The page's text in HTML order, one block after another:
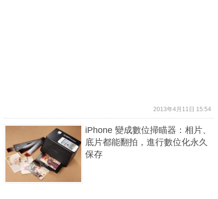
2013年4月11日 15:54
iPhone 變成數位掃瞄器：相片、
底片都能翻拍，進行數位化永久
保存